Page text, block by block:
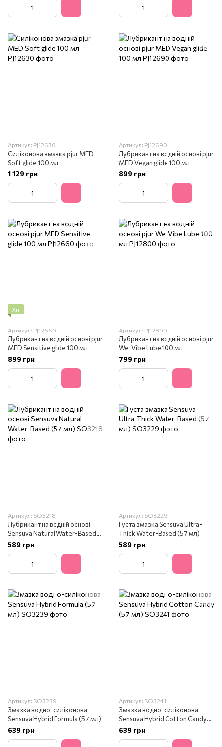
Артикул: PJ12630
Силіконова змазка pjur MED
Soft glide 100 мл
1 129 грн
Артикул: PJ12690
Лубрикант на водній основі pjur
MED Vegan glide 100 мл
899 грн
Хіт
Артикул: PJ12660
Лубрикант на водній основі pjur
MED Sensitive glide 100 мл
899 грн
Артикул: PJ12800
Лубрикант на водній основі pjur
We-Vibe Lube 100 мл
799 грн
Артикул: SO3218
Лубрикант на водній основі
Sensuva Natural Water-Based
(57 мл)
589 грн
Артикул: SO3229
Густа змазка Sensuva Ultra-
Thick Water-Based (57 мл)
589 грн
Артикул: SO3239
Змазка водно-силіконова
Sensuva Hybrid Formula (57 мл)
639 грн
Артикул: SO3241
Змазка водно-силіконова
Sensuva Hybrid Cotton Candy
(57 мл)
639 грн